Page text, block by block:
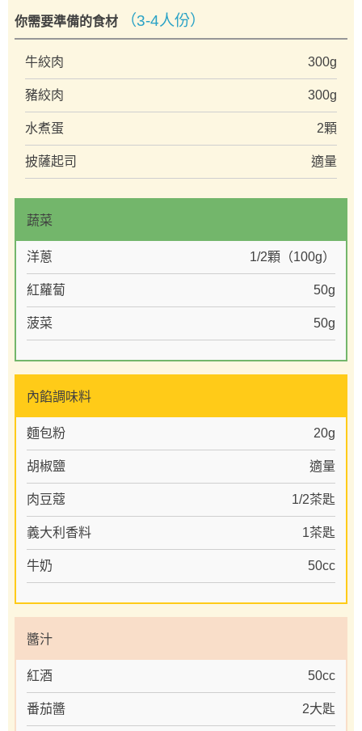
你需要準備的食材 （3-4人份）
牛絞肉 300g
豬絞肉 300g
水煮蛋 2顆
披薩起司 適量
蔬菜
洋蔥 1/2顆（100g）
紅蘿蔔 50g
菠菜 50g
內餡調味料
麵包粉 20g
胡椒鹽 適量
肉豆蔻 1/2茶匙
義大利香料 1茶匙
牛奶 50cc
醬汁
紅酒 50cc
番茄醬 2大匙